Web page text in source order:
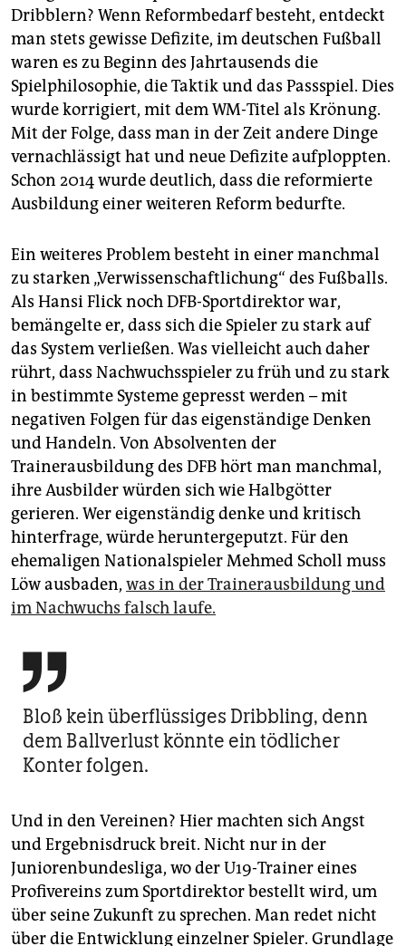
Dribblern? Wenn Reformbedarf besteht, entdeckt
man stets gewisse Defizite, im deutschen Fußball
waren es zu Beginn des Jahrtausends die
Spielphilosophie, die Taktik und das Passspiel. Dies
wurde korrigiert, mit dem WM-Titel als Krönung.
Mit der Folge, dass man in der Zeit andere Dinge
vernachlässigt hat und neue Defizite aufploppten.
Schon 2014 wurde deutlich, dass die reformierte
Ausbildung einer weiteren Reform bedurfte.
Ein weiteres Problem besteht in einer manchmal
zu starken „Verwissenschaftlichung“ des Fußballs.
Als Hansi Flick noch DFB-Sportdirektor war,
bemängelte er, dass sich die Spieler zu stark auf
das System verließen. Was vielleicht auch daher
rührt, dass Nachwuchsspieler zu früh und zu stark
in bestimmte Systeme gepresst werden – mit
negativen Folgen für das eigenständige Denken
und Handeln. Von Absolventen der
Trainerausbildung des DFB hört man manchmal,
ihre Ausbilder würden sich wie Halbgötter
gerieren. Wer eigenständig denke und kritisch
hinterfrage, würde heruntergeputzt. Für den
ehemaligen Nationalspieler Mehmed Scholl muss
Löw ausbaden, was in der Trainerausbildung und
im Nachwuchs falsch laufe.

Bloß kein überflüssiges Dribbling, denn
dem Ballverlust könnte ein tödlicher
Konter folgen.
Und in den Vereinen? Hier machten sich Angst
und Ergebnisdruck breit. Nicht nur in der
Juniorenbundesliga, wo der U19-Trainer eines
Profivereins zum Sportdirektor bestellt wird, um
über seine Zukunft zu sprechen. Man redet nicht
über die Entwicklung einzelner Spieler. Grundlage